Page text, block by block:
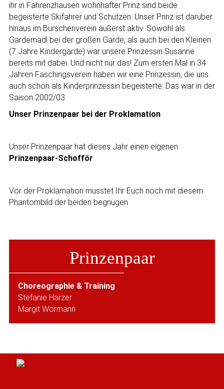
ihr in Fahrenzhausen wohnhafter Prinz sind beide
begeisterte Skifahrer und Schützen. Unser Prinz ist darüber
hinaus im Burschenverein äußerst aktiv. Sowohl als
Gardemädl bei der großen Garde, als auch bei den Kleinen
(7 Jahre Kindergarde) war unsere Prinzessin Susanne
bereits mit dabei. Und nicht nur das! Zum ersten Mal in 34
Jahren Faschingsverein haben wir eine Prinzessin, die uns
auch schon als Kinderprinzessin begeisterte. Das war in der
Saison 2002/03.
Unser Prinzenpaar bei der Proklamation
Unser Prinzenpaar hat dieses Jahr einen eigenen
Prinzenpaar-Schofför
Vor der Proklamation musstet Ihr Euch noch mit diesem
Phantombild der beiden begnügen
Prinzenpaar
Choreographie & Training
Stefanie Harzer
Margit Wörmann